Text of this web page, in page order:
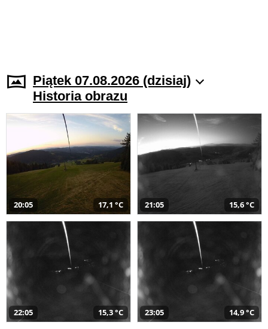
Piątek 07.08.2026 (dzisiaj)
Historia obrazu
20:05 17,1 °C 21:05 15,6 °C
22:05 15,3 °C 23:05 14,9 °C